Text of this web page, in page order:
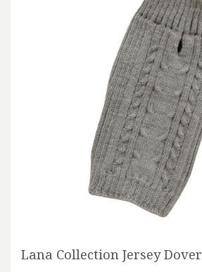
Lana Collection Jersey Dover